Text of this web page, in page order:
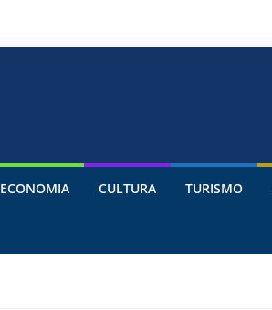
ECONOMIA CULTURA TURISMO